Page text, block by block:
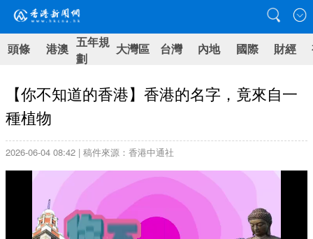
頭條 港澳 五年規
劃
大灣區 台灣 內地 國際 財經
【你不知道的香港】香港的名字，竟來自一
種植物
2026-06-04 08:42 | 稿件來源：香港中通社